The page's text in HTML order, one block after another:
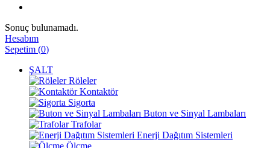
Sonuç bulunamadı.
Hesabım
Sepetim (0)
ŞALT
Röleler
Kontaktör
Sigorta
Buton ve Sinyal Lambaları
Trafolar
Enerji Dağıtım Sistemleri
Ölçme